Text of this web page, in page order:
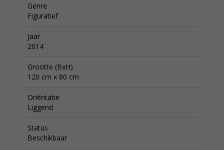
Genre
Figuratief
Jaar
2014
Grootte (BxH)
120 cm x 80 cm
Oriëntatie
Liggend
Status
Beschikbaar